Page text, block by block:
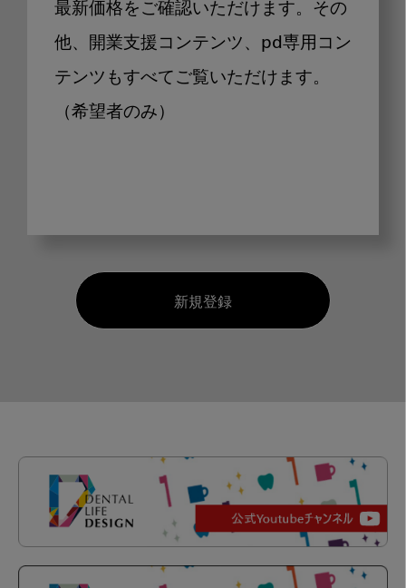
最新価格をご確認いただけます。その
他、開業支援コンテンツ、pd専用コン
テンツもすべてご覧いただけます。
（希望者のみ）
新規登録